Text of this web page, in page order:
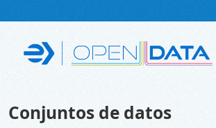
Conjuntos de datos